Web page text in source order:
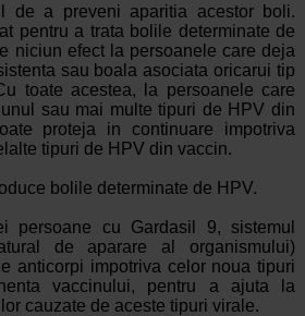
de a preveni aparitia acestor boli.
pentru a trata bolile determinate de
niciun efect la persoanele care deja
sau boala asociata oricarui tip
toate acestea, la persoanele care
sau mai multe tipuri de HPV din
proteja in continuare impotriva
tipuri de HPV din vaccin.
bolile determinate de HPV.
persoane cu Gardasil 9, sistemul
de aparare al organismului)
anticorpi impotriva celor noua tipuri
vaccinului, pentru a ajuta la
cauzate de aceste tipuri virale.